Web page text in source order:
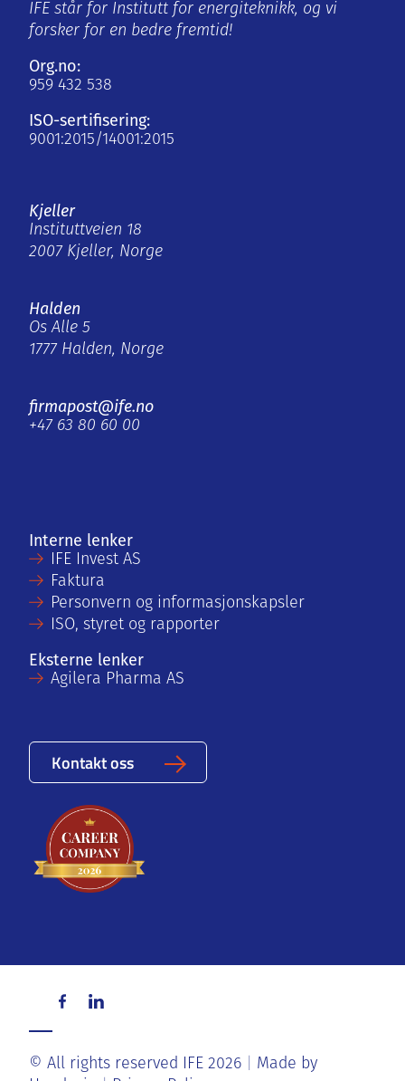
IFE står for Institutt for energiteknikk, og vi
forsker for en bedre fremtid!
Org.no:
959 432 538
ISO-sertifisering:
9001:2015/14001:2015
Kjeller
Instituttveien 18
2007 Kjeller, Norge
Halden
Os Alle 5
1777 Halden, Norge
firmapost@ife.no
+47 63 80 60 00
Interne lenker
IFE Invest AS
Faktura
Personvern og informasjonskapsler
ISO, styret og rapporter
Eksterne lenker
Agilera Pharma AS
Kontakt oss
© All rights reserved IFE 2026
Made by